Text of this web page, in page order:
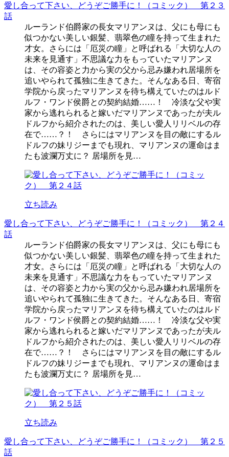
愛し合って下さい、どうぞご勝手に！（コミック） 第２３
話
ルーランド伯爵家の長女マリアンヌは、父にも母にも
似つかない美しい銀髪、翡翠色の瞳を持って生まれた
才女。さらには「厄災の瞳」と呼ばれる「大切な人の
未来を見通す」不思議な力をもっていたマリアンヌ
は、その容姿と力から実の父から忌み嫌われ居場所を
追いやられて孤独に生きてきた。そんなある日、寄宿
学院から戻ったマリアンヌを待ち構えていたのはルド
ルフ・ワンド侯爵との契約結婚……！ 冷淡な父や実
家から逃れられると嫁いだマリアンヌであったが夫ル
ドルフから紹介されたのは、美しい愛人リリベルの存
在で……？！ さらにはマリアンヌを目の敵にするル
ドルフの妹リジーまでも現れ、マリアンヌの運命はま
たも波瀾万丈に？ 居場所を見…
立ち読み
愛し合って下さい、どうぞご勝手に！（コミック） 第２４
話
ルーランド伯爵家の長女マリアンヌは、父にも母にも
似つかない美しい銀髪、翡翠色の瞳を持って生まれた
才女。さらには「厄災の瞳」と呼ばれる「大切な人の
未来を見通す」不思議な力をもっていたマリアンヌ
は、その容姿と力から実の父から忌み嫌われ居場所を
追いやられて孤独に生きてきた。そんなある日、寄宿
学院から戻ったマリアンヌを待ち構えていたのはルド
ルフ・ワンド侯爵との契約結婚……！ 冷淡な父や実
家から逃れられると嫁いだマリアンヌであったが夫ル
ドルフから紹介されたのは、美しい愛人リリベルの存
在で……？！ さらにはマリアンヌを目の敵にするル
ドルフの妹リジーまでも現れ、マリアンヌの運命はま
たも波瀾万丈に？ 居場所を見…
立ち読み
愛し合って下さい、どうぞご勝手に！（コミック） 第２５
話